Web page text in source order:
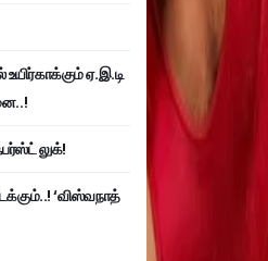
ஏ.இ.டி
லுக்!
‘விஸ்வநாத்